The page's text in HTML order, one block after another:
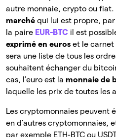
autre monnaie, crypto ou fiat.
marché qui lui est propre,
la paire EUR-BTC il est
exprimé en euros et le carnet
sera une liste de tous les
souhaitent échanger du
cas, l’euro est la monnaie de
laquelle les prix de toutes les
Les cryptomonnaies peuvent
en d’autres cryptomonnaies,
par exemple ETH-BTC ou